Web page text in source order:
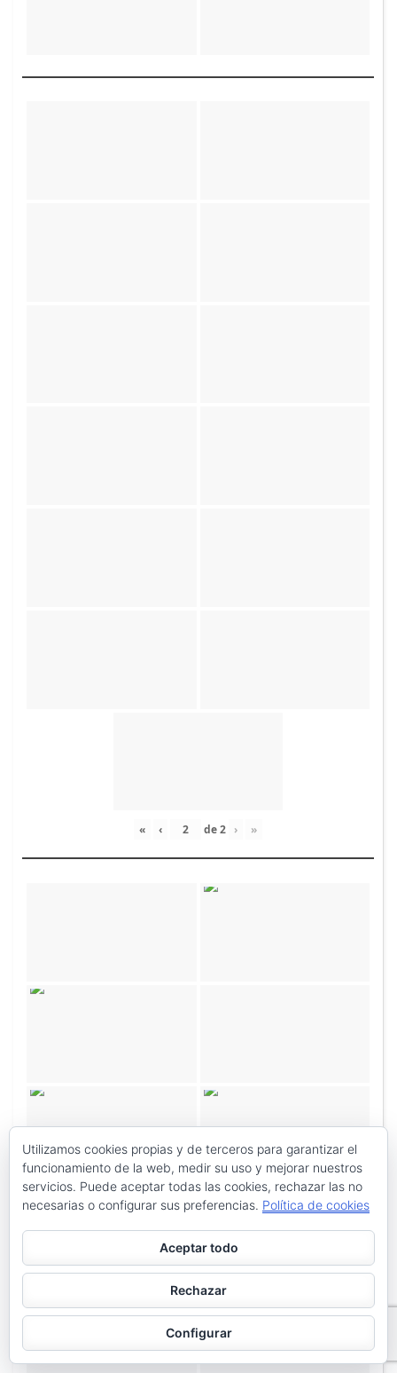
« ‹ de2 › »
Utilizamos cookies propias y de terceros para garantizar el
funcionamiento de la web, medir su uso y mejorar nuestros
servicios. Puede aceptar todas las cookies, rechazar las no
necesarias o configurar sus preferencias. Política de cookies
Aceptar todo
Rechazar
Configurar